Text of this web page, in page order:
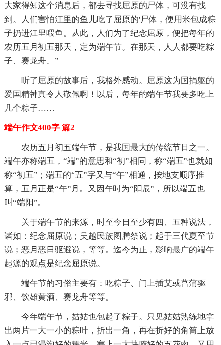
大家得知这个消息后，都去寻找屈原的尸体，可没有找
到。人们害怕江里的鱼儿吃了屈原的'尸体，便用米包成粽
子扔进江里喂鱼。从此，人们为了纪念屈原，便把每年的
农历五月初五那天，定为端午节。在那天，人人都要吃粽
子、赛龙舟。”
听了屈原的故事后，我格外感动。屈原这为国捐躯的
爱国精神真令人敬佩啊！以后，每年的端午节我要多吃上
几个粽子……
端午作文400字 篇2
农历五月初五端午节，是我国最大的传统节日之一。
端午亦称端五，“端”的意思和“初”相同，称“端五”也就如
称“初五”；端五的“五”字又与“午”相通，按地支顺序推
算，五月正是“午”月。又因午时为“阳辰”，所以端五也
叫“端阳”。
关于端午节的来源，时至今日至少有四、五种说法，
诸如：纪念屈原说；吴越民族图腾祭说；起于三代夏至节
说；恶月恶日驱避说，等等。迄今为止，影响最广的端午
起源的观点是纪念屈原说。
端午节的习俗主要有：吃粽子、门上插艾或菖蒲驱
邪、饮雄黄酒、赛龙舟等等。
今年端午节，姑姑也包起了粽子。只见姑姑熟练地拿
出两片一大一小的粽叶，折出一角，再在折好的角筒上放